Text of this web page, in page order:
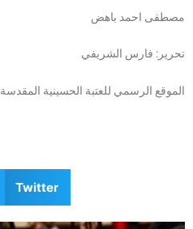
مصطفى احمد باهض
تحرير: فارس الشريفي
الموقع الرسمي للعتبة الحسينية المقدسة
Twitter